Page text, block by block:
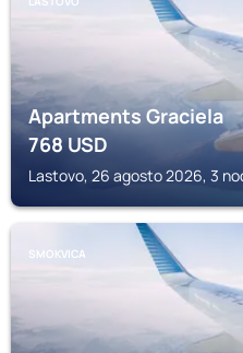
Apartments Graciela
768USD
Lastovo, 26 agosto 2026, 3
SMOKVICA